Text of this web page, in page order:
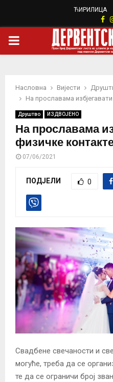
ЋИРИЛИЦА
PRIMARY
Насловна Вијести
На прославама
Друштво ИЗДВОЈЕНО
На прославама
физичке
07/06/2021
ПОДЈЕЛИ 0
Свадбене свечаности и
могуће, треба да се
те да се ограничи број